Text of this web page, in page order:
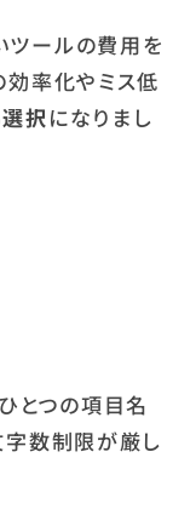
ールの費用を
効率化やミス低
択になりまし
とつの項目名
字数制限が厳し